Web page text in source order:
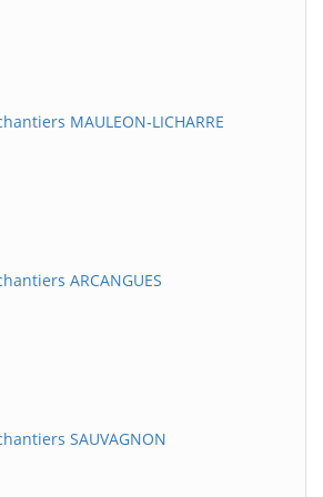
MAULEON-LICHARRE
ARCANGUES
SAUVAGNON